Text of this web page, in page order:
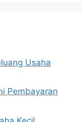
Usaha
Pembayaran